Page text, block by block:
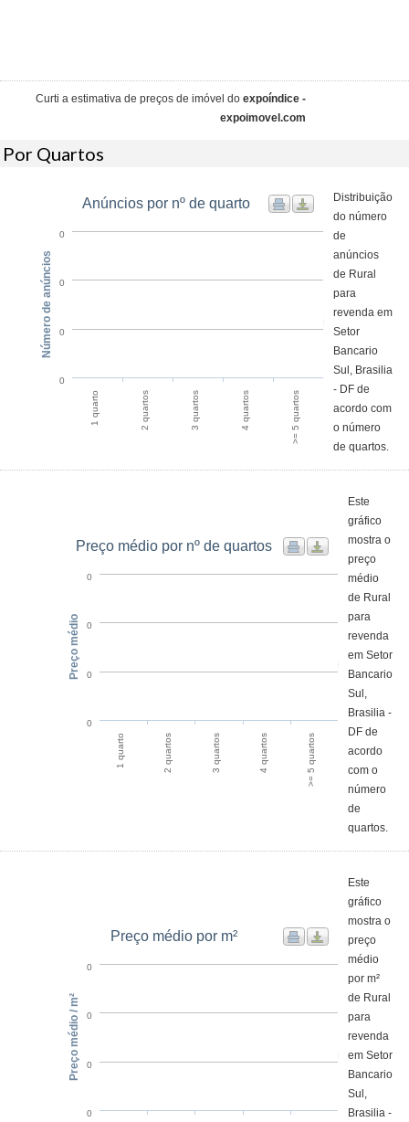
Curti a estimativa de preços de imóvel do expoíndice -
expoimovel.com
Por Quartos
Anúncios por nº de quarto
1 quarto 2 quartos 3 quartos 4 quartos >= 5 quartos
0
0
0
0
Número de anúncios
Distribuição
do número
de
anúncios
de Rural
para
revenda em
Setor
Bancario
Sul, Brasilia
- DF de
acordo com
o número
de quartos.
Preço médio por nº de quartos
1 quarto 2 quartos 3 quartos 4 quartos >= 5 quartos
0
0
0
0
Preço médio
Este
gráfico
mostra o
preço
médio
de Rural
para
revenda
em Setor
Bancario
Sul,
Brasilia -
DF de
acordo
com o
número
de
quartos.
Preço médio por m²
0
0
0
0
Preço médio / m²
Este
gráfico
mostra o
preço
médio
por m²
de Rural
para
revenda
em Setor
Bancario
Sul,
Brasilia -